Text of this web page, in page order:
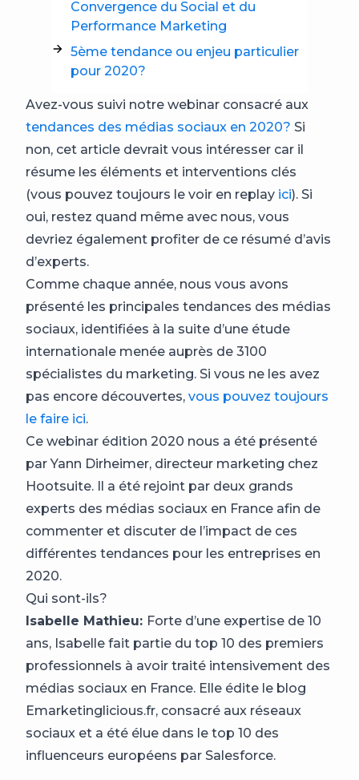
Convergence du Social et du
Performance Marketing
5ème tendance ou enjeu particulier
pour 2020?
Avez-vous suivi notre webinar consacré aux
tendances des médias sociaux en 2020? Si
non, cet article devrait vous intéresser car il
résume les éléments et interventions clés
(vous pouvez toujours le voir en replay ici). Si
oui, restez quand même avec nous, vous
devriez également profiter de ce résumé d’avis
d’experts.
Comme chaque année, nous vous avons
présenté les principales tendances des médias
sociaux, identifiées à la suite d’une étude
internationale menée auprès de 3100
spécialistes du marketing. Si vous ne les avez
pas encore découvertes, vous pouvez toujours
le faire ici.
Ce webinar édition 2020 nous a été présenté
par Yann Dirheimer, directeur marketing chez
Hootsuite. Il a été rejoint par deux grands
experts des médias sociaux en France afin de
commenter et discuter de l’impact de ces
différentes tendances pour les entreprises en
2020.
Qui sont-ils?
Isabelle Mathieu: Forte d’une expertise de 10
ans, Isabelle fait partie du top 10 des premiers
professionnels à avoir traité intensivement des
médias sociaux en France. Elle édite le blog
Emarketinglicious.fr, consacré aux réseaux
sociaux et a été élue dans le top 10 des
influenceurs européens par Salesforce.